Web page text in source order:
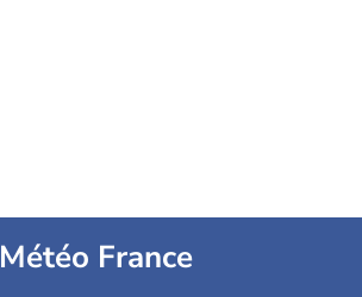
Météo France